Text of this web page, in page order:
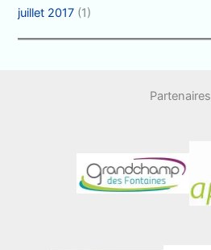
juillet 2017 (1)
Partenaires